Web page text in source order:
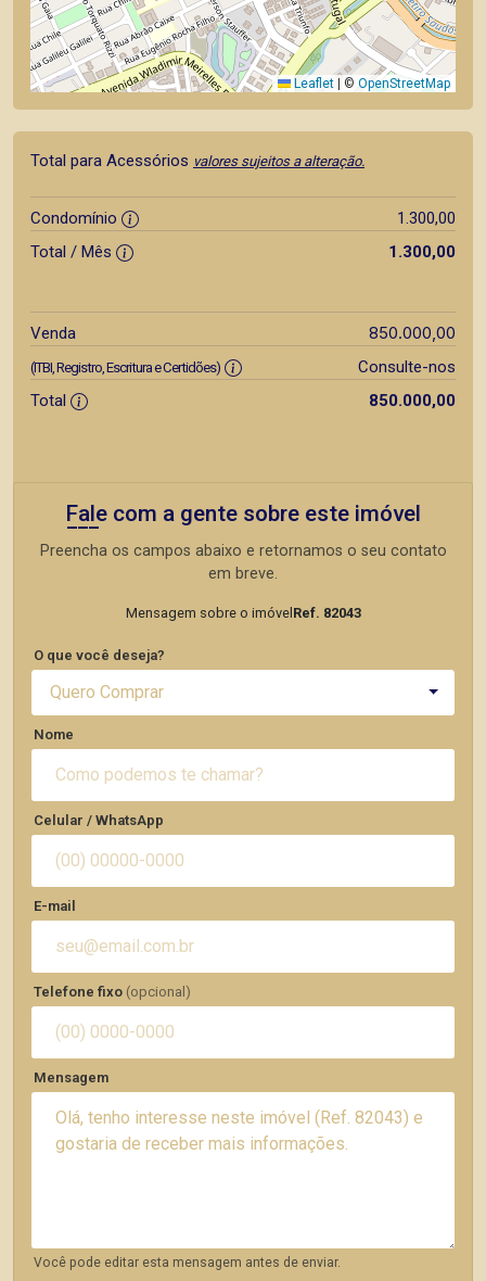
Leaflet © OpenStreetMap
Total para Acessórios valores sujeitos a alteração.
Condomínio
1.300,00
Total / Mês
1.300,00
Venda 850.000,00
(ITBI, Registro, Escritura e Certidões)
Consulte-nos
Total
850.000,00
Fale com a gente sobre este imóvel
Preencha os campos abaixo e retornamos o seu contato
em breve.
Mensagem sobre o imóvel Ref. 82043
O que você deseja?
Quero Comprar
Nome
Celular / WhatsApp
E-mail
Telefone fixo (opcional)
Mensagem
Você pode editar esta mensagem antes de enviar.